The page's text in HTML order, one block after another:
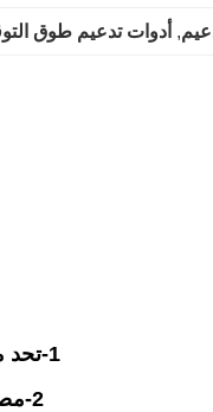
, أدوات تدعيم طوق
1- تحد
2-